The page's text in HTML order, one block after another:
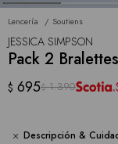
Lencería Soutiens
JESSICA SIMPSON
Pack 2
$ 695$ 1.390
Descripción &